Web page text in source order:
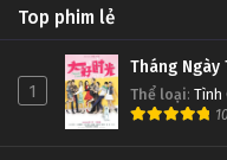
Top phim lẻ
1
Tháng
Thể loại: Tình